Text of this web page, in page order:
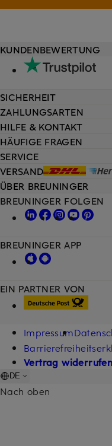
HILFE & KONTAKT
HÄUFIGE FRAGEN
SERVICE
VERSAND
KUNDENBEWERTUNG
SICHERHEIT
ZAHLUNGSARTEN
ÜBER BREUNINGER
EIN PARTNER VON
BREUNINGER FOLGEN
BREUNINGER APP
Impressum
Vertrag widerrufen
DE
Nach oben